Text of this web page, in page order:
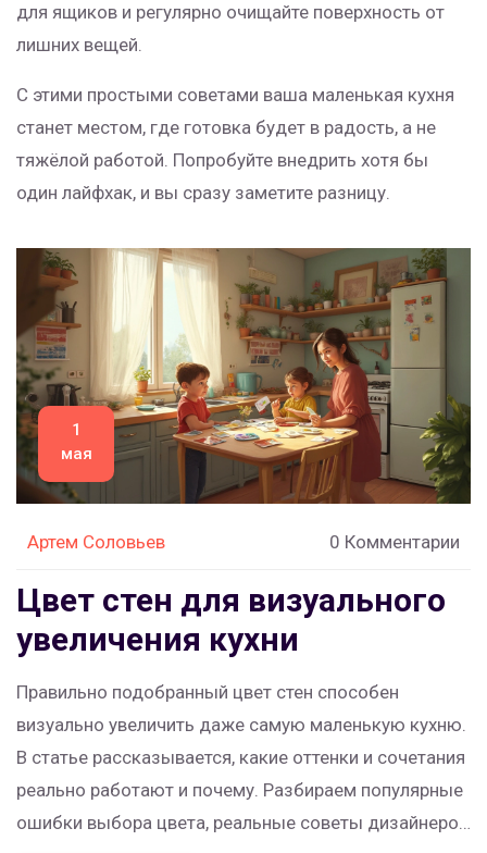
для ящиков и регулярно очищайте поверхность от
лишних вещей.
С этими простыми советами ваша маленькая кухня
станет местом, где готовка будет в радость, а не
тяжёлой работой. Попробуйте внедрить хотя бы
один лайфхак, и вы сразу заметите разницу.
1
мая
Артем Соловьев 0 Комментарии
Цвет стен для визуального
увеличения кухни
Правильно подобранный цвет стен способен
визуально увеличить даже самую маленькую кухню.
В статье рассказывается, какие оттенки и сочетания
реально работают и почему. Разбираем популярные
ошибки выбора цвета, реальные советы дизайнеров